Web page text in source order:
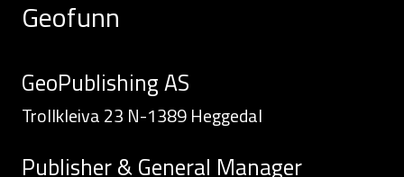
Geofunn
GeoPublishing AS
Trollkleiva 23 N-1389 Heggedal
Publisher & General Manager